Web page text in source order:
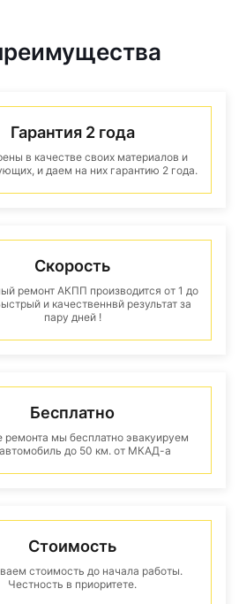
Гарантия 2 года
в качестве своих материалов и
и даем на них гарантию 2 года.
Скорость
ремонт АКПП производится от 1 до
и качественнвй результат за
пару дней !
Бесплатно
ремонта мы бесплатно эвакуируем
до 50 км. от МКАД-а
Стоимость
стоимость до начала работы.
Честность в приоритете.